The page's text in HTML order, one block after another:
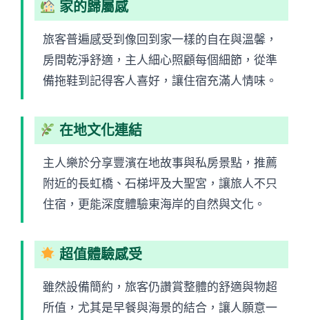
家的歸屬感
旅客普遍感受到像回到家一樣的自在與溫馨，
房間乾淨舒適，主人細心照顧每個細節，從準
備拖鞋到記得客人喜好，讓住宿充滿人情味。
在地文化連結
主人樂於分享豐濱在地故事與私房景點，推薦
附近的長虹橋、石梯坪及大聖宮，讓旅人不只
住宿，更能深度體驗東海岸的自然與文化。
超值體驗感受
雖然設備簡約，旅客仍讚賞整體的舒適與物超
所值，尤其是早餐與海景的結合，讓人願意一